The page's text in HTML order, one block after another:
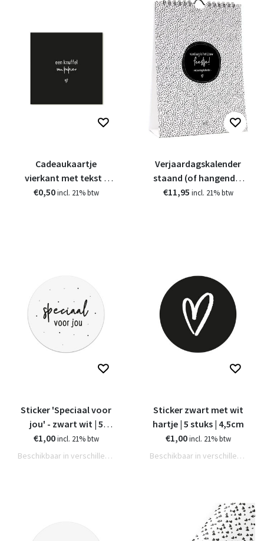
Cadeaukaartje
vierkant met tekst -
Een knuffel van papier
€0,50 incl. 21% btw
Verjaardagskalender
staand (of hangend) -
Vandaag is het jouw
€11,95 incl. 21% btw
Sticker 'Speciaal voor
jou' - zwart wit | 5
stuks | 4,5cm
€1,00 incl. 21% btw
Beschikbaar in verschillende varianten
Sticker zwart met wit
hartje | 5 stuks | 4,5cm
€1,00 incl. 21% btw
Beschikbaar in verschillende varianten